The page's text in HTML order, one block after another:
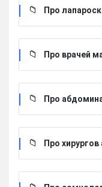
Про
Про врачей
Про
Про